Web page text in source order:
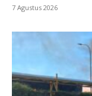
7 Agustus 2026